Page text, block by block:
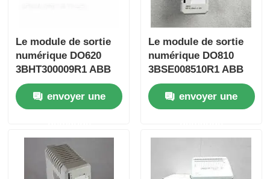
Demandez un devis
Pièces API Omron
Pièces PLC Siemens
Le module de sortie
numérique DO620
3BHT300009R1 ABB
envoyer une
Le module de sortie
numérique DO810
3BSE008510R1 ABB
envoyer une